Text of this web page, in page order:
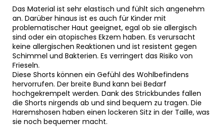
Das Material ist sehr elastisch und fühlt sich angenehm
an. Darüber hinaus ist es auch für Kinder mit
problematischer Haut geeignet, egal ob sie allergisch
sind oder ein atopisches Ekzem haben. Es verursacht
keine allergischen Reaktionen und ist resistent gegen
Schimmel und Bakterien. Es verringert das Risiko von
Frieseln.
Diese Shorts können ein Gefühl des Wohlbefindens
hervorrufen. Der breite Bund kann bei Bedarf
hochgekrempelt werden. Dank des Strickbundes fallen
die Shorts nirgends ab und sind bequem zu tragen. Die
Haremshosen haben einen lockeren Sitz in der Taille, was
sie noch bequemer macht.